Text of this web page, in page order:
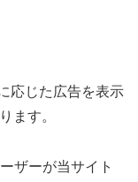
応じた広告を表示
ます。
ザーが当サイト